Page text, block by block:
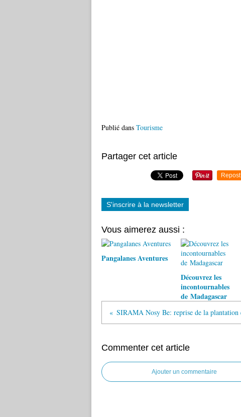
Publié dans Tourisme
Partager cet article
Repost
S'inscrire à la newsletter
Vous aimerez aussi :
Pangalanes Aventures
Découvrez les
incontournables
de Madagascar
Commenter cet article
Ajouter un commentaire